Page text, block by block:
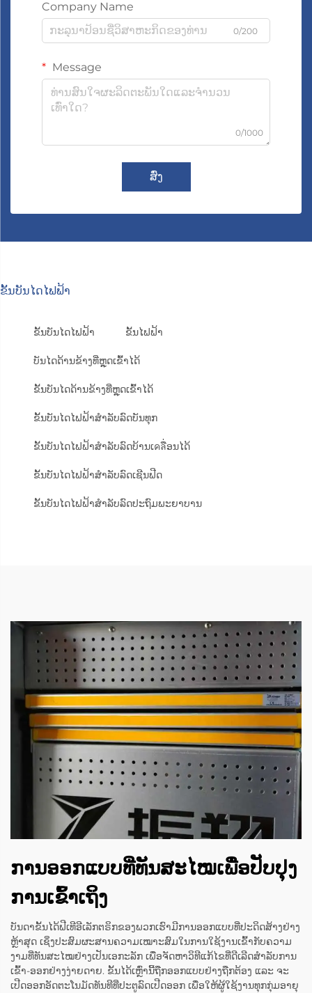
Company Name
0/200
Message
0/1000
ສົ່ງ
ຂັ້ນບັນໄດໄຟຟ້າ
ຂັ້ນບັນໄດໄຟຟ້າ ຂັ້ນໄຟຟ້າ
ບັນໄດດ້ານຂ້າງທີ່ຫຼຸດເຂົ້າໄດ້
ຂັ້ນບັນໄດດ້ານຂ້າງທີ່ຫຼຸດເຂົ້າໄດ້
ຂັ້ນບັນໄດໄຟຟ້າສຳລັບລົດບັນທຸກ
ຂັ້ນບັນໄດໄຟຟ້າສຳລັບລົດບ້ານເคลື່ອນໄດ້
ຂັ້ນບັນໄດໄຟຟ້າສຳລັບລົດເຊີນຟີດ
ຂັ້ນບັນໄດໄຟຟ້າສຳລັບລົດປະຖົມພະຍາບານ
ການອອກແບບທີ່ທັນສະໄໝເພື່ອປັບປຸງ
ການເຂົ້າເຖິງ
ບັນດາຂັ້ນໄດ້ຟີເທີອີເລັກຕຣິກຂອງພວກເຮົາມີການອອກແບບທີ່ປະດິດສ້າງຢ່າງ
ຫຼ້າສຸດ ເຊິ່ງປະສົມຜະສານຄວາມເໝາະສົມໃນການໃຊ້ງານເຂົ້າກັບຄວາມ
ງາມທີ່ທັນສະໄໝຢ່າງເປັນເອກະລັກ ເພື່ອຈັດຫາວິທີແກ້ໄຂທີ່ດີເລີດສຳລັບການ
ເຂົ້າ-ອອກຢ່າງງ່າຍດາຍ. ຂັ້ນໄດ້ເຫຼົ່ານີ້ຖືກອອກແບບຢ່າງຖືກຕ້ອງ ແລະ ຈະ
ເປີດອອກອັດຕະໂນມັດທັນທີທີ່ປະຕູລົດເປີດອອກ ເພື່ອໃຫ້ຜູ້ໃຊ້ງານທຸກກຸ່ມອາຍຸ